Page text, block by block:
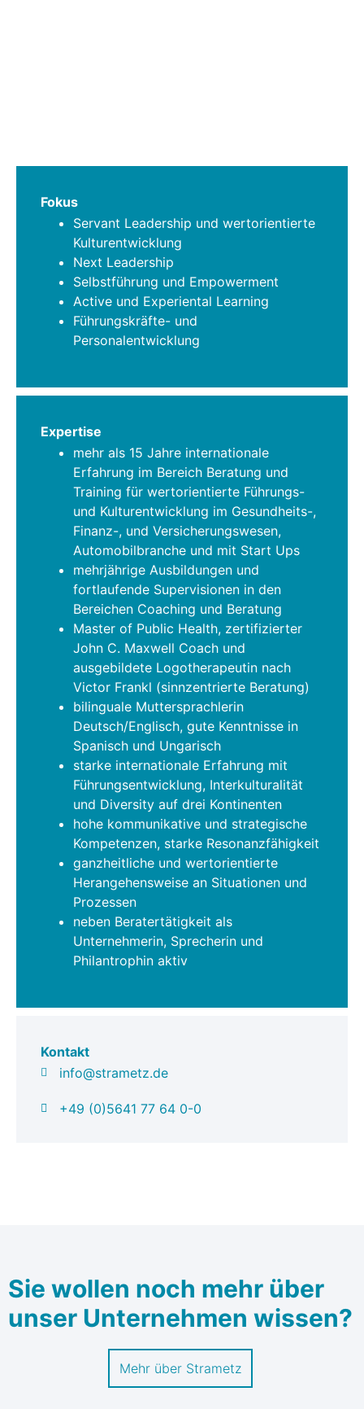
Fokus
Servant Leadership und wertorientierte
Kulturentwicklung
Next Leadership
Selbstführung und Empowerment
Active und Experiental Learning
Führungskräfte- und
Personalentwicklung
Expertise
mehr als 15 Jahre internationale
Erfahrung im Bereich Beratung und
Training für wertorientierte Führungs-
und Kulturentwicklung im Gesundheits-,
Finanz-, und Versicherungswesen,
Automobilbranche und mit Start Ups
mehrjährige Ausbildungen und
fortlaufende Supervisionen in den
Bereichen Coaching und Beratung
Master of Public Health, zertifizierter
John C. Maxwell Coach und
ausgebildete Logotherapeutin nach
Victor Frankl (sinnzentrierte Beratung)
bilinguale Muttersprachlerin
Deutsch/Englisch, gute Kenntnisse in
Spanisch und Ungarisch
starke internationale Erfahrung mit
Führungsentwicklung, Interkulturalität
und Diversity auf drei Kontinenten
hohe kommunikative und strategische
Kompetenzen, starke Resonanzfähigkeit
ganzheitliche und wertorientierte
Herangehensweise an Situationen und
Prozessen
neben Beratertätigkeit als
Unternehmerin, Sprecherin und
Philantrophin aktiv
Kontakt
info@strametz.de
+49 (0)5641 77 64 0-0
Sie wollen noch mehr über
unser Unternehmen wissen?
Mehr über Strametz